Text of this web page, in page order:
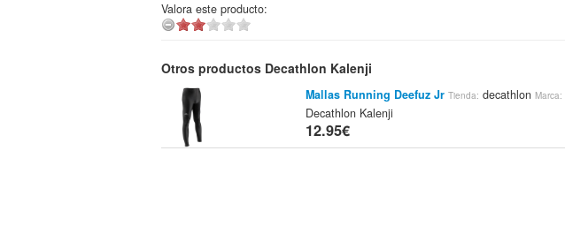
Valora este producto:
Otros productos Decathlon Kalenji
Mallas Running Deefuz Jr Tienda: decathlonMarca:
Decathlon Kalenji
12.95€